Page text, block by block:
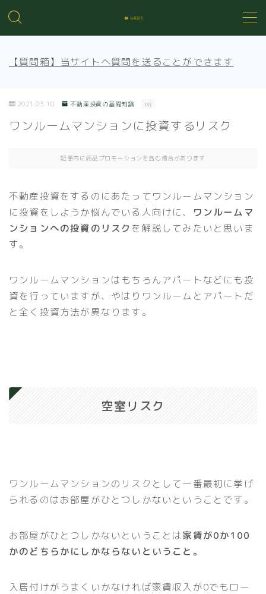
【質問箱】当サイトへ質問を送ることができます
2021.03.10 不動産投資の基礎知識 PR
ワンルームマンションに投資するリスク
記事内に商品プロモーションを含む場合があります
不動産投資をするのにあたってワンルームマンション
に投資をしようか悩んでいる人向けに、
ワンルームマ
ンションへの投資のリスク を解説してみたいと思いま
す。
ワンルームマンションはもちろんアパートなどにも投
資を行っていますが、やはりワンルームとアパートだ
と全く投資方法が異なります。
空室リスク
ワンルームマンションのリスクとして一番最初に挙げ
られるのはお部屋がひとつしかないということです。
お部屋がひとつしかないということは家賃が0か100
かのどちらかにしかならないということ。
入居付けがうまくいかなければ家賃収入が0でもロー